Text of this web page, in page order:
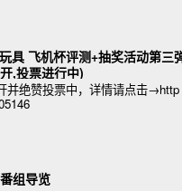
具 飞机杯评测+抽奖活动第三
,投票进行中)
并绝赞投票中，详情请点击→http
组导览